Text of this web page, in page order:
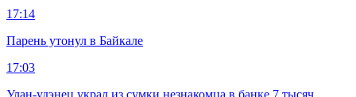
17:14
Парень утонул в Байкале
17:03